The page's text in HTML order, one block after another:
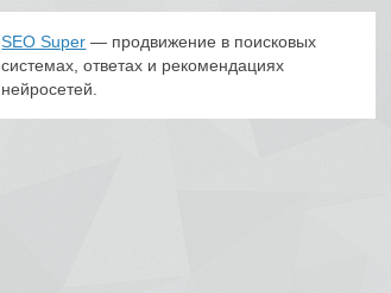
SEO Super — продвижение в поисковых
системах, ответах и рекомендациях
нейросетей.